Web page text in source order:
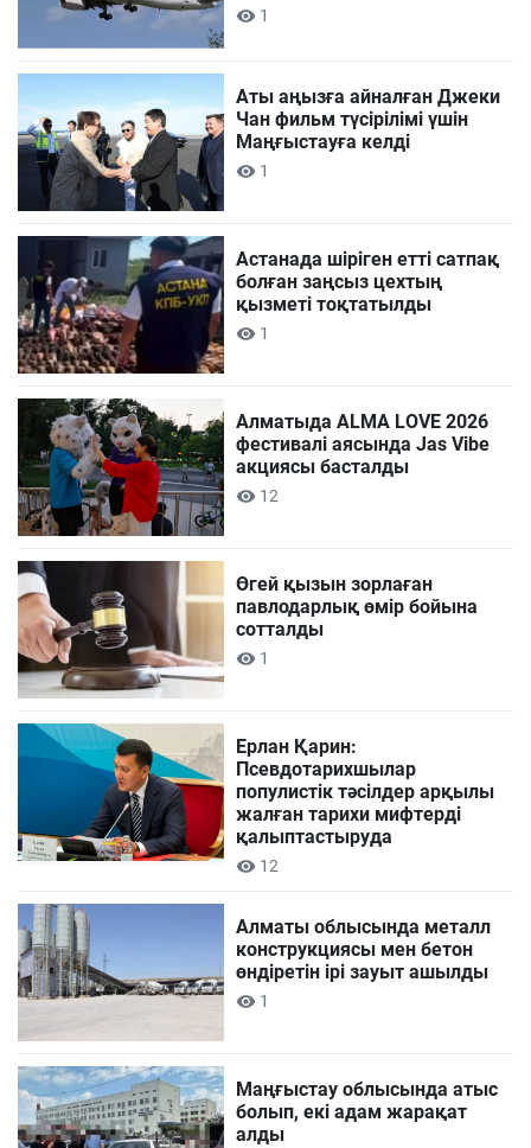
1
Аты аңызға айналған Джеки
Чан фильм түсірілімі үшін
Маңғыстауға келді
1
Астанада шіріген етті сатпақ
болған заңсыз цехтың
қызметі тоқтатылды
1
Алматыда ALMA LOVE 2026
фестивалі аясында Jas Vibe
акциясы басталды
12
Өгей қызын зорлаған
павлодарлық өмір бойына
сотталды
1
Ерлан Қарин:
Псевдотарихшылар
популистік тәсілдер арқылы
жалған тарихи мифтерді
қалыптастыруда
12
Алматы облысында металл
конструкциясы мен бетон
өндіретін ірі зауыт ашылды
1
Маңғыстау облысында атыс
болып, екі адам жарақат
алды